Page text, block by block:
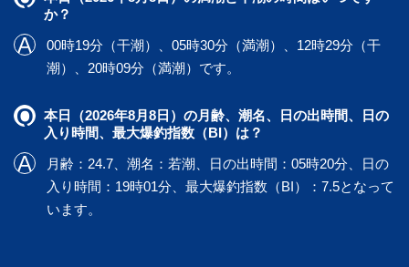
か？
00時19分（干潮）、05時30分（満潮）、12時29分（干
潮）、20時09分（満潮）です。
本日（2026年8月8日）の月齢、潮名、日の出時間、日の
入り時間、最大爆釣指数（BI）は？
月齢：24.7、潮名：若潮、日の出時間：05時20分、日の
入り時間：19時01分、最大爆釣指数（BI）：7.5となって
います。